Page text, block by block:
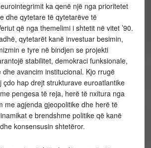
ka qenë një nga prioritetet
dhe qytetare të qytetarëve të
që nga themelimi i shtetit në vitet ’90.
qytetarët kanë investuar besimin,
e tyre në bindjen se projekti
stabilitet, demokraci funksionale,
avancim institucional. Kjo rrugë
çdo hap drejt strukturave euroatlantike
pengesa të reja, herë të nxitura nga
me agjenda gjeopolitike dhe herë të
e brendshme politike që kanë
konsensusin shtetëror.